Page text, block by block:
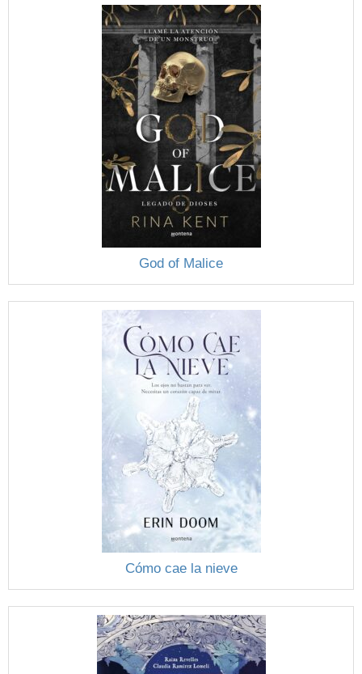
God of Malice
Cómo cae la nieve